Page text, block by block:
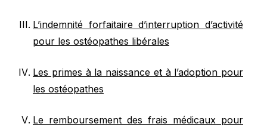
L’indemnité forfaitaire d’interruption d’activité
pour les ostéopathes libérales
Les primes à la naissance et à l’adoption pour
les ostéopathes
Le remboursement des frais médicaux pour